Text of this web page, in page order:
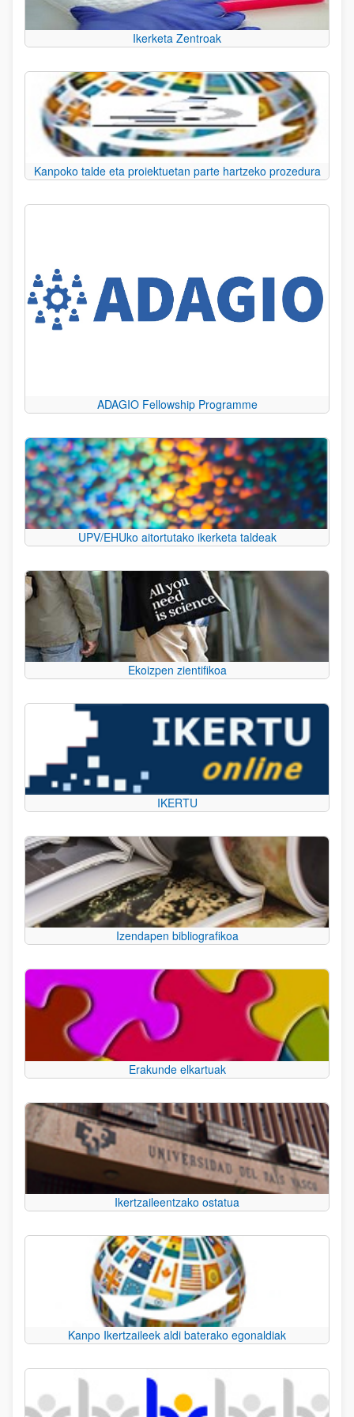
Ikerketa Zentroak
Kanpoko talde eta proiektuetan parte hartzeko prozedura
ADAGIO Fellowship Programme
UPV/EHUko aitortutako ikerketa taldeak
Ekoizpen zientifikoa
IKERTU
Izendapen bibliografikoa
Erakunde elkartuak
Ikertzaileentzako ostatua
Kanpo Ikertzaileek aldi baterako egonaldiak